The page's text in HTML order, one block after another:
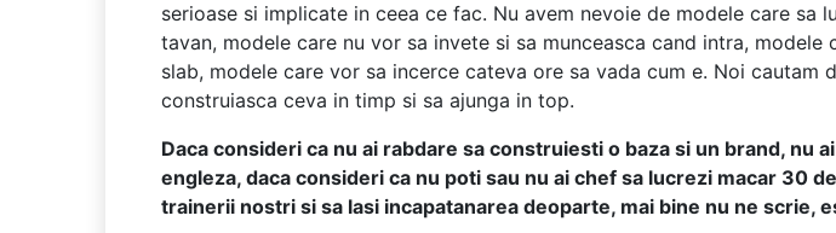
serioase si implicate in ceea ce fac. Nu avem nevoie de modele care
tavan, modele care nu vor sa invete si sa munceasca cand intra,
slab, modele care vor sa incerce cateva ore sa vada cum e. Noi
construiasca ceva in timp si sa ajunga in top.
Daca consideri ca nu ai rabdare sa construiesti o baza si un brand,
engleza, daca consideri ca nu poti sau nu ai chef sa lucrezi macar 30
trainerii nostri si sa lasi incapatanarea deoparte, mai bine nu ne scrie,